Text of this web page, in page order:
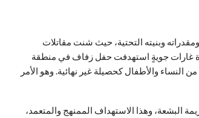
وبنيته التحتية، حيث شنت مقاتلات
السعودي الإماراتي، ظهر اليوم الثلاثاء 3 يوليو 2018م، عدة غارات جويةٍ استهدفت حفل زفاف في منطقة
صعدة، وأسفرت عن 8 قتلى و6جرحى، جلهم من النساء والأطفال كحصيلة غير نهائية. وهو الأمر
البشعة، وهذا الاستهداف الممنهج والمتعمد،